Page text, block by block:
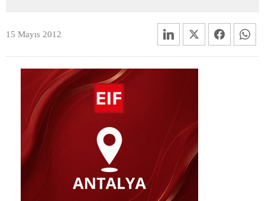
15 Mayıs 2012